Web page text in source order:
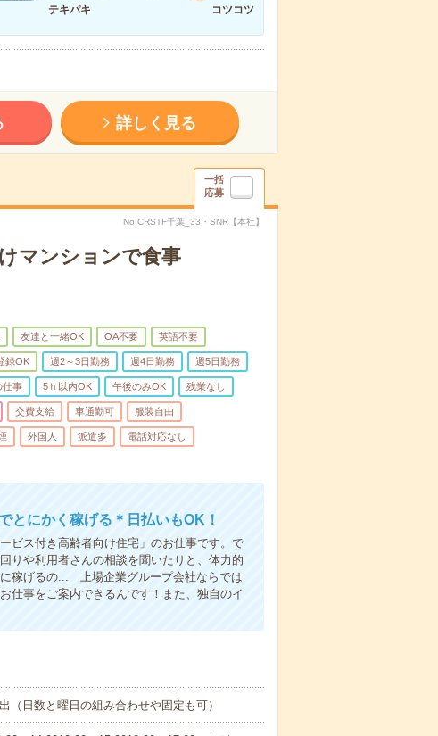
テキパキ
コツコツ
詳しく見る
一括
応募
No.CRSTF千葉_33・SNR【本社】
マンションで食事
友達と一緒OK OA不要 英語不要
録OK 週2～3日勤務 週4日勤務 週5日勤務
仕事 5ｈ以内OK 午後のみOK 残業なし
交費支給 車通勤可 服装自由
外国人 派遣多 電話対応なし
にかく稼げる＊日払いもOK！
ス付き高齢者向け住宅」のお仕事です。で
りや利用者さんの相談を聞いたりと、体力的
稼げるの... 上場企業グループ会社ならでは
仕事をご案内できるんです！また、独自のイ
日数と曜日の組み合わせや固定も可）